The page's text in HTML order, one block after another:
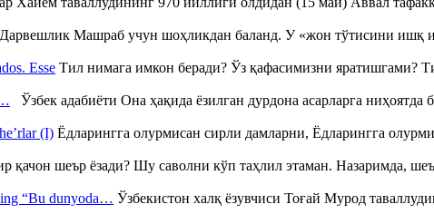
Машраб учун шоҳликдан баланд. У «жон тўтисини ишқ
Esse Тил нимага имкон беради? Ўз қафасимизни яратишгами?
Ўзбек адабиёти Она ҳақида ёзилган дурдона асарларга
(I) Ёдларингга олурмисан сирли дамларни, Ёдларингга
шеър ёзади? Шу саволни кўп таҳлил этаман. Назаримда,
“Bu dunyoda… Ўзбекистон халқ ёзувчиси Тоғай Мурод